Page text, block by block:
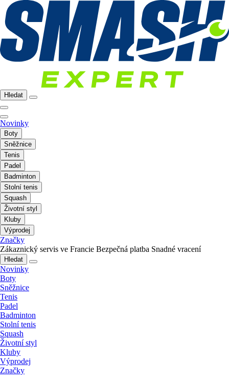
Hledat
Novinky
Boty
Sněžnice
Tenis
Padel
Badminton
Stolní tenis
Squash
Životní styl
Kluby
Výprodej
Značky
Zákaznický servis ve Francie Bezpečná platba Snadné vracení
Hledat
Novinky
Boty
Sněžnice
Tenis
Padel
Badminton
Stolní tenis
Squash
Životní styl
Kluby
Výprodej
Značky